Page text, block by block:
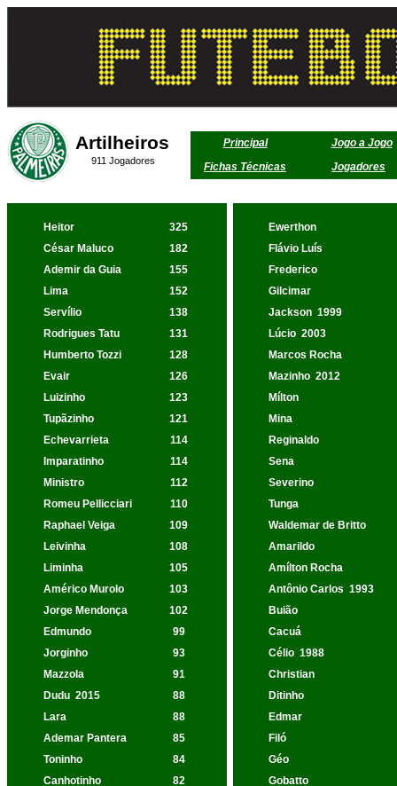
Artilheiros Principal Jogo a Jogo
911 Jogadores Fichas Técnicas Jogadores
Heitor 325
Ewerthon
César Maluco
182
Flávio Luís
Ademir da Guia
155
Frederico
Lima
152
Gilcimar
Servílio
138 Jackson 1999
Rodrigues Tatu
131 Lúcio 2003
Humberto Tozzi
128
Marcos Rocha
Evair
126 Mazinho 2012
Luizinho
123
Mílton
Tupãzinho
121
Mina
Echevarrieta
114
Reginaldo
Imparatinho
114
Sena
Ministro
112
Severino
Romeu Pellicciari
110
Tunga
Raphael Veiga
109
Waldemar de Britto
Leivinha
108
Amarildo
Liminha
105
Amílton Rocha
Américo Murolo
103 Antônio Carlos 1993
Jorge Mendonça
102
Buião
Edmundo
99
Cacuá
Jorginho
93 Célio 1988
Mazzola
91
Christian
Dudu 2015 88
Ditinho
Lara
88
Edmar
Ademar Pantera
85
Filó
Toninho
84
Géo
Canhotinho
82
Gobatto